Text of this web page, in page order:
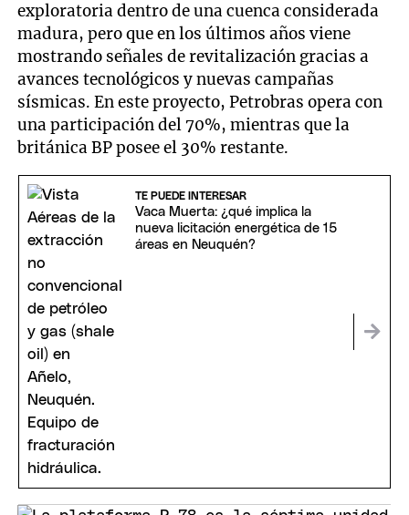
exploratoria dentro de una cuenca considerada
madura, pero que en los últimos años viene
mostrando señales de revitalización gracias a
avances tecnológicos y nuevas campañas
sísmicas. En este proyecto, Petrobras opera con
una participación del 70%, mientras que la
británica BP posee el 30% restante.
TE PUEDE INTERESAR
Vaca Muerta: ¿qué implica la
nueva licitación energética de 15
áreas en Neuquén?